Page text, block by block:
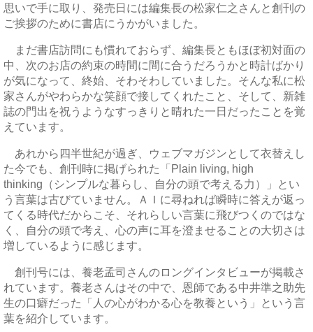
思いで手に取り、発売日には編集長の松家仁之さんと創刊の
ご挨拶のために書店にうかがいました。
まだ書店訪問にも慣れておらず、編集長ともほぼ初対面の
中、次のお店の約束の時間に間に合うだろうかと時計ばかり
が気になって、終始、そわそわしていました。そんな私に松
家さんがやわらかな笑顔で接してくれたこと、そして、新雑
誌の門出を祝うようなすっきりと晴れた一日だったことを覚
えています。
あれから四半世紀が過ぎ、ウェブマガジンとして衣替えし
た今でも、創刊時に掲げられた「Plain living, high
thinking（シンプルな暮らし、自分の頭で考える力）」とい
う言葉は古びていません。ＡＩに尋ねれば瞬時に答えが返っ
てくる時代だからこそ、それらしい言葉に飛びつくのではな
く、自分の頭で考え、心の声に耳を澄ませることの大切さは
増しているように感じます。
創刊号には、養老孟司さんのロングインタビューが掲載さ
れています。養老さんはその中で、恩師である中井準之助先
生の口癖だった「人の心がわかる心を教養という」という言
葉を紹介しています。